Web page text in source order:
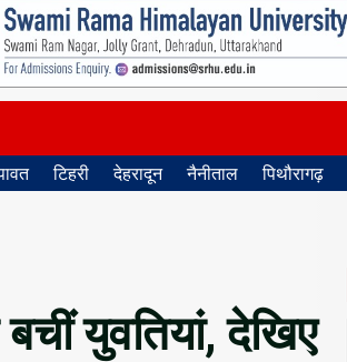
टिहरी देहरादून नैनीताल पिथौरागढ़
युवतियां, देखिए